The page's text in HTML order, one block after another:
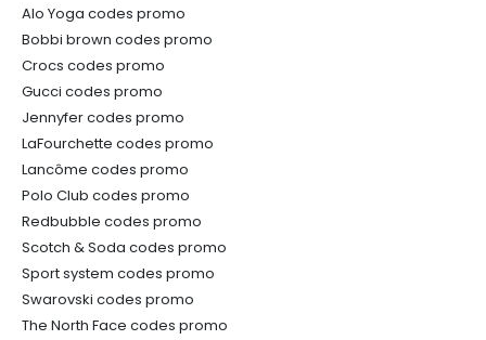
Alo Yoga codes promo
Bobbi brown codes promo
Crocs codes promo
Gucci codes promo
Jennyfer codes promo
LaFourchette codes promo
Lancôme codes promo
Polo Club codes promo
Redbubble codes promo
Scotch & Soda codes promo
Sport system codes promo
Swarovski codes promo
The North Face codes promo